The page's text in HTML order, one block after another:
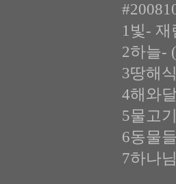
1빛-
2하늘-
3땅해
4해와
5물고
6동물
7하나